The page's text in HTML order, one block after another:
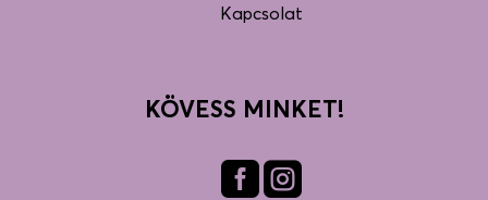
Kapcsolat
KÖVESS MINKET!